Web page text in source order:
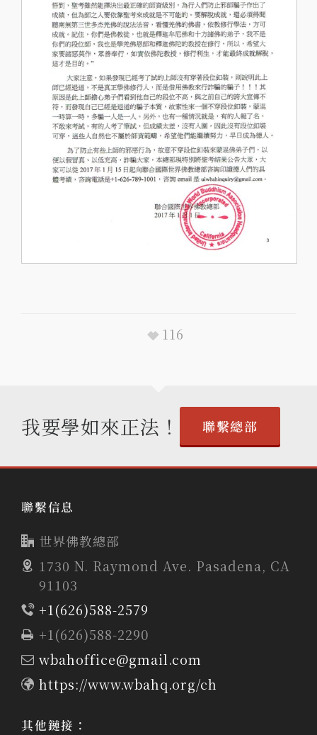
116
我要學如來正法！ 聯繫總部
聯繫信息
世界佛教總部
1730 N. Raymond Ave. Pasadena, CA
91103
+1(626)588-2579
+1(626)588-2290
wbahoffice@gmail.com
https://www.wbahq.org/ch
其他鏈接：